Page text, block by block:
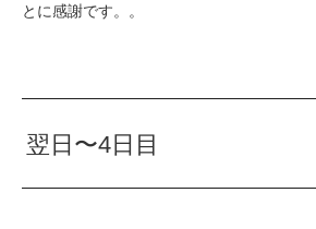
とに感謝です。。
翌日〜4日目